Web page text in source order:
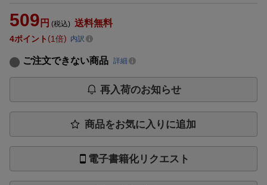
509 円 (税込) 送料無料
4ポイント 1倍 内訳
ご注文できない商品 詳細
再入荷のお知らせ
商品をお気に入りに追加
電子書籍化リクエスト